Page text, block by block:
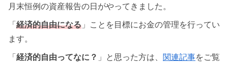
月末恒例の資産報告の日がやってきました。
「 経済的自由になる 」ことを目標にお金の管理を行ってい
ます。
「 経済的自由ってなに？ 」と思った方は、 関連記事をご覧